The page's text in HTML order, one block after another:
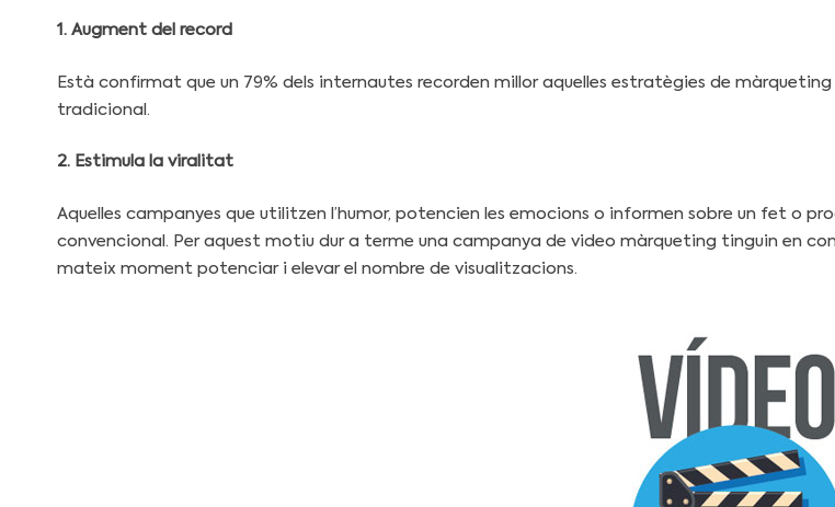
1. Augment del record
Està confirmat que un 79% dels internautes recorden millor aquelles estratègies de
tradicional.
2. Estimula la viralitat
Aquelles campanyes que utilitzen l’humor, potencien les emocions o informen sobre un fet o
convencional. Per aquest motiu dur a terme una campanya de video màrqueting tinguin en
mateix moment potenciar i elevar el nombre de visualitzacions.